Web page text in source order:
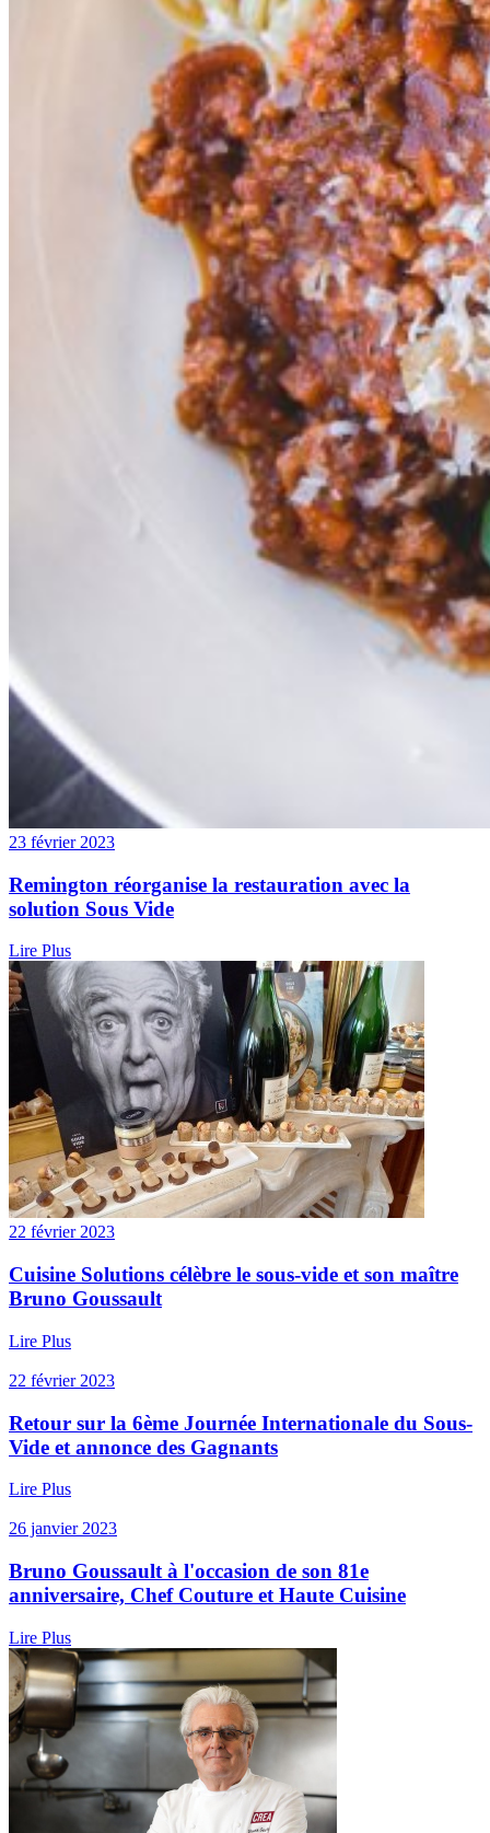
23 février 2023
Remington réorganise la restauration avec la
solution Sous Vide
Lire Plus
22 février 2023
Cuisine Solutions célèbre le sous-vide et son maître
Bruno Goussault
Lire Plus
22 février 2023
Retour sur la 6ème Journée Internationale du Sous-
Vide et annonce des Gagnants
Lire Plus
26 janvier 2023
Bruno Goussault à l'occasion de son 81e
anniversaire, Chef Couture et Haute Cuisine
Lire Plus